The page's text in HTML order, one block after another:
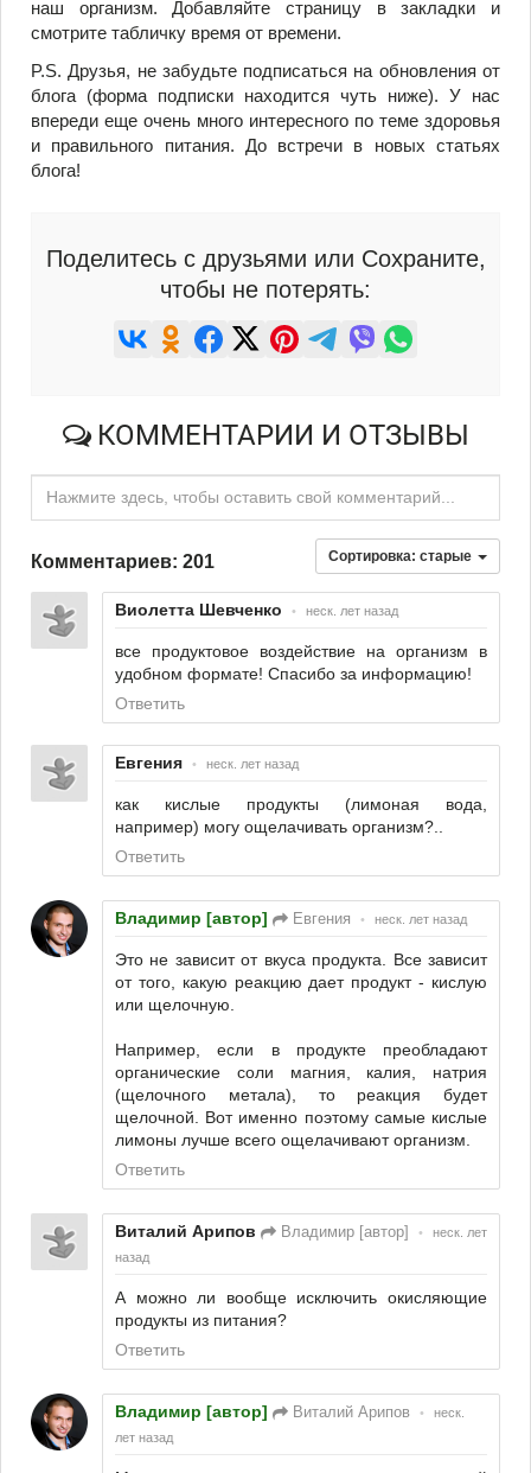
наш организм. Добавляйте страницу в закладки и
смотрите табличку время от времени.
P.S. Друзья, не забудьте подписаться на обновления от
блога (форма подписки находится чуть ниже). У нас
впереди еще очень много интересного по теме здоровья
и правильного питания. До встречи в новых статьях
блога!
Поделитесь с друзьями или Сохраните,
чтобы не потерять:
КОММЕНТАРИИ И ОТЗЫВЫ
Нажмите здесь, чтобы оставить свой комментарий...
Комментариев: 201 Сортировка: старые
Виолетта Шевченко • неск. лет назад
все продуктовое воздействие на организм в
удобном формате! Спасибо за информацию!
Ответить
Евгения • неск. лет назад
как кислые продукты (лимоная вода,
например) могу ощелачивать организм?..
Ответить
Владимир [автор] Евгения • неск. лет назад
Это не зависит от вкуса продукта. Все зависит
от того, какую реакцию дает продукт - кислую
или щелочную.
Например, если в продукте преобладают
органические соли магния, калия, натрия
(щелочного метала), то реакция будет
щелочной. Вот именно поэтому самые кислые
лимоны лучше всего ощелачивают организм.
Ответить
Виталий Арипов Владимир [автор] •
неск. лет
назад
А можно ли вообще исключить окисляющие
продукты из питания?
Ответить
Владимир [автор] Виталий Арипов •
неск.
лет назад